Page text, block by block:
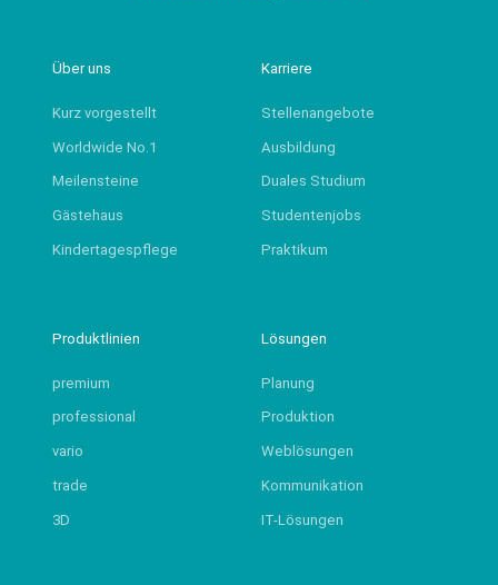
Über uns
Kurz vorgestellt
Worldwide No.1
Meilensteine
Gästehaus
Kindertagespflege
Karriere
Stellenangebote
Ausbildung
Duales Studium
Studentenjobs
Praktikum
Produktlinien
premium
professional
vario
trade
3D
Lösungen
Planung
Produktion
Weblösungen
Kommunikation
IT-Lösungen